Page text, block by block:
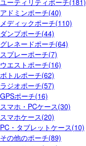
アドミンポーチ(40)
メディックポーチ(110)
ダンプポーチ(44)
グレネードポーチ(64)
スプレーポーチ(7)
ウエストポーチ(16)
ボトルポーチ(62)
ラジオポーチ(57)
GPSポーチ(16)
スマホ・PCケース(30)
スマホケース(20)
PC・タブレットケース(10)
その他のポーチ(89)